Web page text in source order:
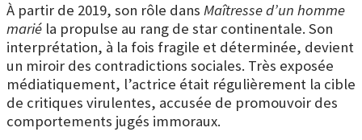
À partir de 2019, son rôle dans Maîtresse d’un homme
marié la propulse au rang de star continentale. Son
interprétation, à la fois fragile et déterminée, devient
un miroir des contradictions sociales. Très exposée
médiatiquement, l’actrice était régulièrement la cible
de critiques virulentes, accusée de promouvoir des
comportements jugés immoraux.